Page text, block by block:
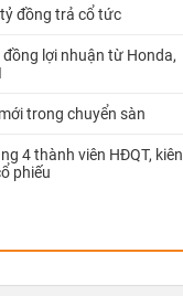
đồng trả cổ tức
lợi nhuận từ Honda,
trong chuyển sàn
4 thành viên HĐQT, kiên
phiếu